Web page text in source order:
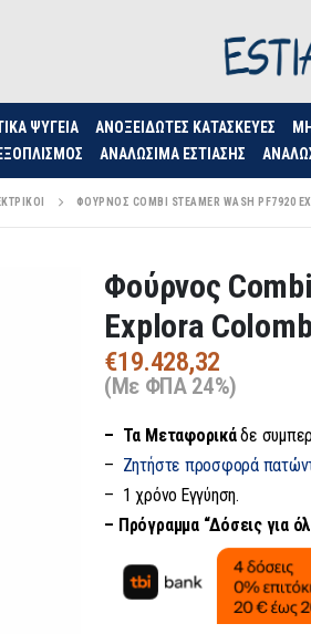
ΨΥΓΕΙΑ ΑΝΟΞΕΊΔΩΤΕΣ ΚΑΤΑΣΚΕΥΈΣ
ΑΝΑΛΏΣΙΜΑ ΕΣΤΊΑΣΗΣ
ΦΟΎΡΝΟΣ COMBI STEAMER WASH PF7920
Φούρνος
Explora
€19.428,32
(Με ΦΠΑ 24%)
– Τα Μεταφορικάδε
– Ζητήστε προσφορά
– 1 χρόνο Εγγύηση.
– Πρόγραμμα “Δόσεις για